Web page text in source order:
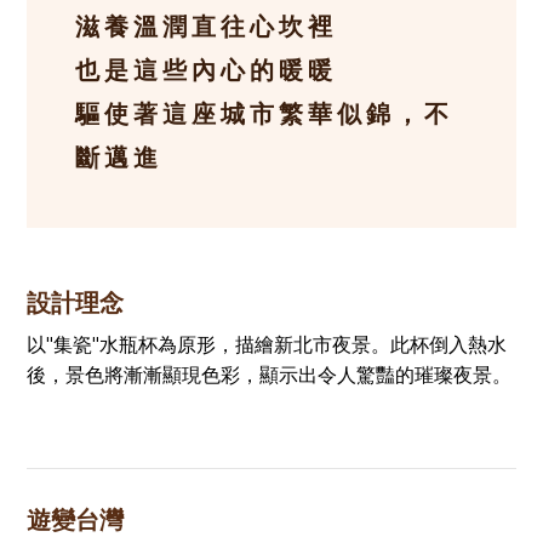
滋養溫潤直往心坎裡
也是這些內心的暖暖
驅使著這座城市繁華似錦，不
斷邁進
設計理念
以"集瓷"水瓶杯為原形，描繪新北市夜景。此杯倒入熱水
後，景色將漸漸顯現色彩，顯示出令人驚豔的璀璨夜景。
遊變台灣